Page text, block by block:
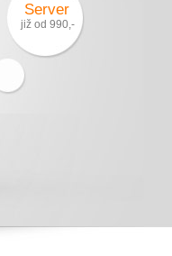
Server
již od 990,-